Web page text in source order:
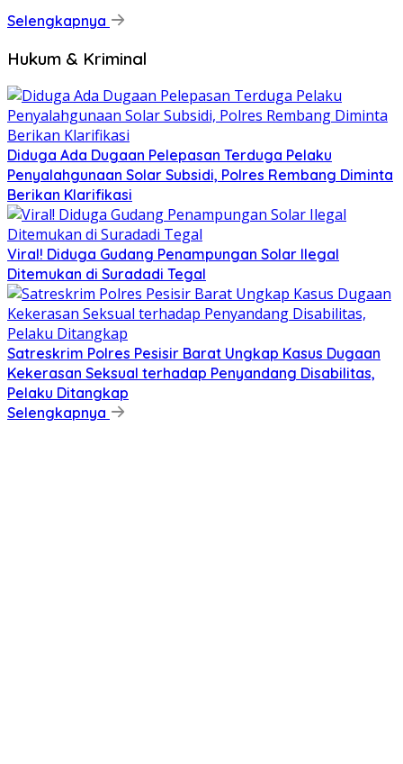
Selengkapnya
Hukum & Kriminal
Diduga Ada Dugaan Pelepasan Terduga Pelaku
Penyalahgunaan Solar Subsidi, Polres Rembang Diminta
Berikan Klarifikasi
Viral! Diduga Gudang Penampungan Solar Ilegal
Ditemukan di Suradadi Tegal
Satreskrim Polres Pesisir Barat Ungkap Kasus Dugaan
Kekerasan Seksual terhadap Penyandang Disabilitas,
Pelaku Ditangkap
Selengkapnya